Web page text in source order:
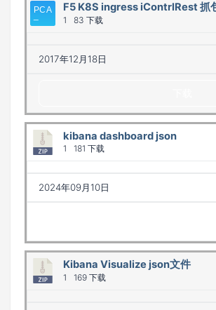
F5 K8S ingress iContrlRest 抓
1 83 下载
2017年12月18日
kibana dashboard json
1 181 下载
2024年09月10日
Kibana Visualize json文件
1 169 下载